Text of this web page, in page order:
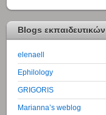
Blogs εκπαιδευτικών
elenaell
Ephilology
GRIGORIS
Marianna’s weblog